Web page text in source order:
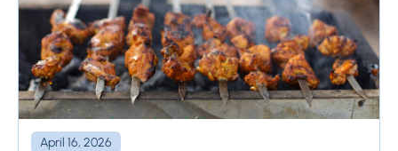
April 16, 2026